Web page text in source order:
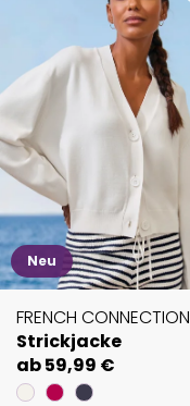
Neu
FRENCH CONNECTION
Strickjacke
ab 59,99 €